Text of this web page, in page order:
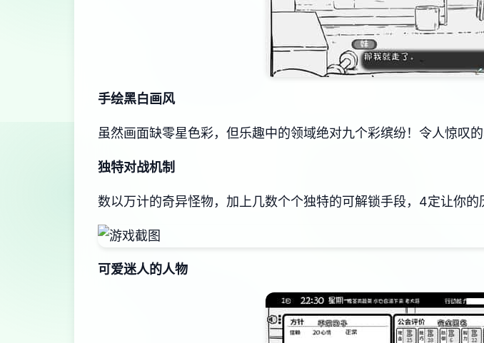
手绘黑白画风
虽然画面缺零星色彩，但乐趣中的领域绝对九个彩缤纷！令人惊叹
独特对战机制
数以万计的奇异怪物，加上几数个个独特的可解锁手段，4定让你的
可爱迷人的人物